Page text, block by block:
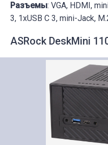
Разъемы: VGA, HDMI,
3, 1xUSB C 3, mini-Jack,
ASRock DeskMini